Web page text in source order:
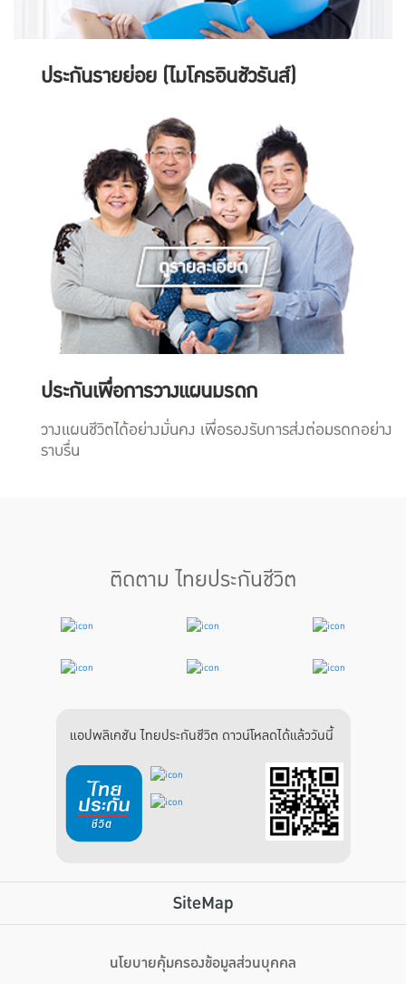
ประกันรายย่อย (ไมโครอินชัวรันส์)
ประกันเพื่อการวางแผนมรดก
วางแผนชีวิตได้อย่างมั่นคง เพื่อรองรับการส่งต่อมรดกอย่าง
ราบรื่น
ติดตาม ไทยประกันชีวิต
แอปพลิเคชัน ไทยประกันชีวิต ดาวน์โหลดได้แล้ววันนี้
SiteMap
นโยบายคุ้มครองข้อมูลส่วนบุคคล